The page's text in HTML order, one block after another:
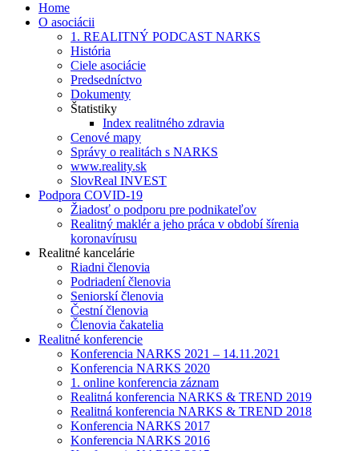
Home
O asociácii
1. REALITNÝ PODCAST NARKS
História
Ciele asociácie
Predsedníctvo
Dokumenty
Štatistiky
Index realitného zdravia
Cenové mapy
Správy o realitách s NARKS
www.reality.sk
SlovReal INVEST
Podpora COVID-19
Žiadosť o podporu pre podnikateľov
Realitný maklér a jeho práca v období šírenia
koronavírusu
Realitné kancelárie
Riadni členovia
Podriadení členovia
Seniorskí členovia
Čestní členovia
Členovia čakatelia
Realitné konferencie
Konferencia NARKS 2021 – 14.11.2021
Konferencia NARKS 2020
1. online konferencia záznam
Realitná konferencia NARKS & TREND 2019
Realitná konferencia NARKS & TREND 2018
Konferencia NARKS 2017
Konferencia NARKS 2016